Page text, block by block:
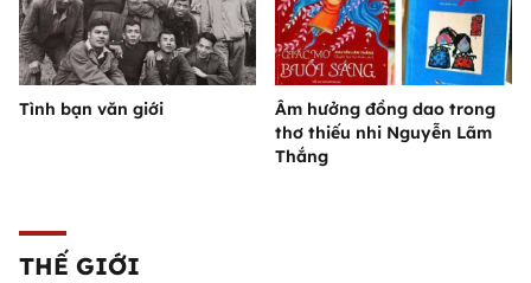
Tình bạn văn giới
Âm hưởng đồng dao trong
thơ thiếu nhi Nguyễn Lãm
Thắng
THẾ GIỚI